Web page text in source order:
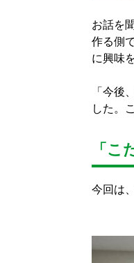
お話を
作る側
に興味
「今後
した。
「
今回は